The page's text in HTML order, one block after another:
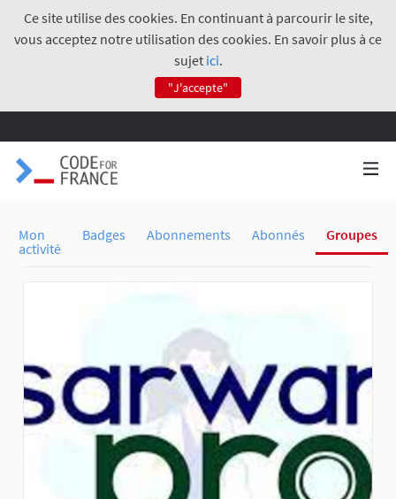
Ce site utilise des cookies. En continuant à parcourir le site,
vous acceptez notre utilisation des cookies. En savoir plus à ce
sujet ici.
"J'accepte"
Mon
activité
Badges Abonnements Abonnés Groupes